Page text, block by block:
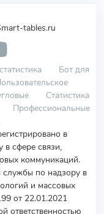
tables.ru
Бот для
Статистика
Профессиональные
в
сфере связи,
коммуникаций.
по надзору в
и массовых
от 22.01.2021
ответственностью